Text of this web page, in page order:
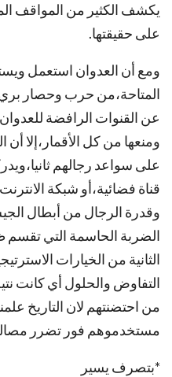
يكشف الكثير من المواقف
على حقيقتها.
ومع أن العدوان استعمل
المتاحة،من حرب وحصار
عن القنوات الرافضة
ومنعها من كل الأقمار،إلا أن
على سواعد رجالهم
قناة فضائية،أو شبكة
وقدرة الرجال من أبطال
الضربة الحاسمة التي
الثانية من الخيارات
التفاوض والحلول أي كانت
من احتضنتهم لان التاريخ
مستخدموهم فور تضرر
*بتصرف يسير